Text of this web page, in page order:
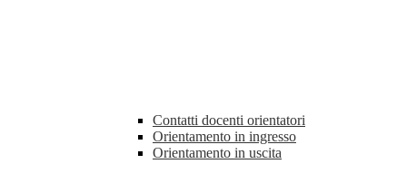
Contatti docenti orientatori
Orientamento in ingresso
Orientamento in uscita